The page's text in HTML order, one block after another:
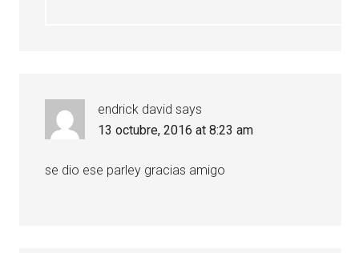
endrick david says
13 octubre, 2016 at 8:23 am
se dio ese parley gracias amigo